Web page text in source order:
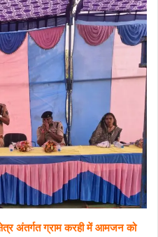
अंतर्गत ग्राम करही में आमजन को